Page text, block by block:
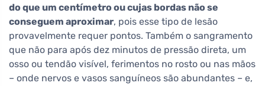
do que um centímetro ou cujas bordas não se
conseguem aproximar, pois esse tipo de lesão
provavelmente requer pontos. Também o sangramento
que não para após dez minutos de pressão direta, um
osso ou tendão visível, ferimentos no rosto ou nas mãos
– onde nervos e vasos sanguíneos são abundantes – e,